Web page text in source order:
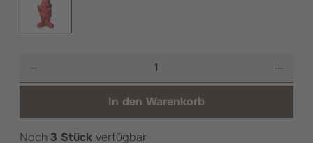
Rot
Produkt Anzahl: Gib den gewünschten
In den Warenkorb
Noch3 Stückverfügbar